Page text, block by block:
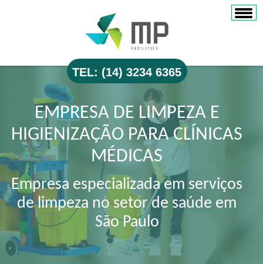
TEL: (14) 3234 6365
EMPRESA DE LIMPEZA E
HIGIENIZAÇÃO PARA CLÍNICAS
MÉDICAS
Empresa especializada em serviços
de limpeza no setor de saúde em
São Paulo